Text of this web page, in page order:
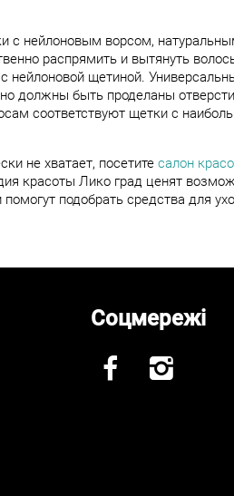
нейлоновым ворсом,
распрямить и вытянуть
щетиной.
должны быть проделаны
соответствуют щетки с
не хватает, посетите салон
красоты Лико град ценят
подобрать средства для
Соцмережі